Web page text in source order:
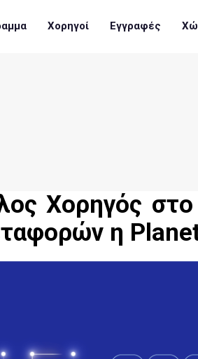
Χορηγοί Εγγραφές
Χορηγός στο
η